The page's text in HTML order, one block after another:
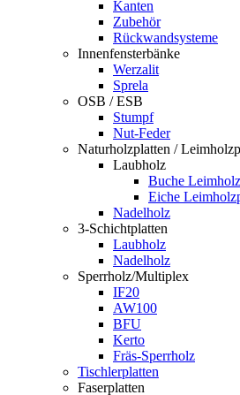
Kanten
Zubehör
Rückwandsysteme
Innenfensterbänke
Werzalit
Sprela
OSB / ESB
Stumpf
Nut-Feder
Naturholzplatten /
Laubholz
Buche
Eiche
Nadelholz
3-Schichtplatten
Laubholz
Nadelholz
Sperrholz/Multiplex
IF20
AW100
BFU
Kerto
Fräs-Sperrholz
Tischlerplatten
Faserplatten